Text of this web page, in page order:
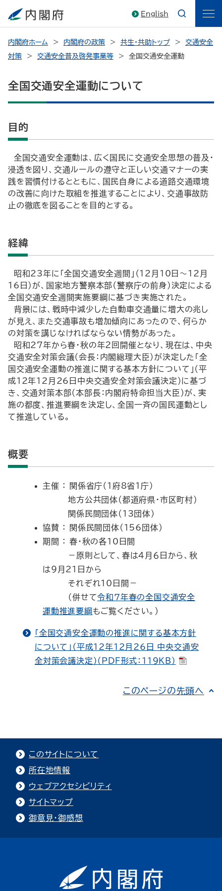
English
内閣府ホーム 内閣府の政策 共生・共助トップ
交通安全
対策
交通安全普及啓発事業等 全国交通安全運動
全国交通安全運動について
目的
全国交通安全運動は、広く国民に交通安全思想の普及・
浸透を図り、交通ルールの遵守と正しい交通マナーの実
践を習慣付けるとともに、国民自身による道路交通環境
の改善に向けた取組を推進することにより、交通事故防
止の徹底を図ることを目的とする。
経緯
昭和23年に「全国交通安全週間」（12月10日～12月
16日）が、国家地方警察本部（警察庁の前身）決定による
全国交通安全週間実施要綱に基づき実施された。
背景には、戦時中減少した自動車交通量に増大の兆し
が見え、また交通事故も増加傾向にあったので、何らか
の対策を講じなければならない情勢があった。
昭和27年から春・秋の年２回開催となり、現在は、中央
交通安全対策会議（会長：内閣総理大臣）が決定した「全
国交通安全運動の推進に関する基本方針について」（平
成12年12月26日中央交通安全対策会議決定）に基づ
き、交通対策本部（本部長：内閣府特命担当大臣）が、実
施の都度、推進要綱を決定し、全国一斉の国民運動とし
て推進している。
概要
主催 ： 関係省庁（1府8省1庁）
地方公共団体（都道府県・市区町村）
関係民間団体（13団体）
協賛 ： 関係民間団体（156団体）
期間 ： 春・秋の各10日間
－原則として、春は４月６日から、秋
は９月21日から
それぞれ10日間－
（併せて令和７年春の全国交通安全
運動推進要綱 もご覧ください。）
「全国交通安全運動の推進に関する基本方針
について」（平成12年12月26日 中央交通安
全対策会議決定）（PDF形式：119KB）
このページの先頭へ
このサイトについて
所在地情報
ウェブアクセシビリティ
サイトマップ
御意見・御感想